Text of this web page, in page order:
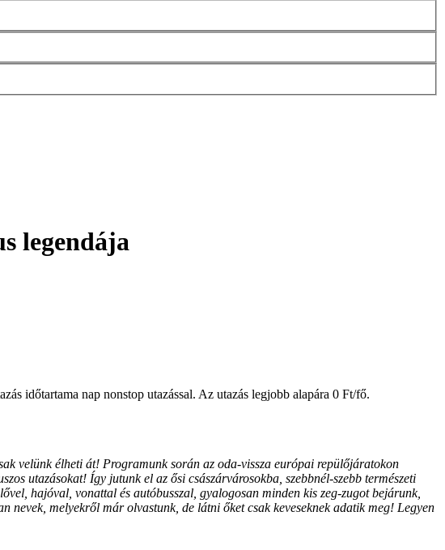
legendája
időtartama nap nonstop utazással. Az utazás legjobb alapára 0 Ft/fő.
velünk élheti át! Programunk során az oda-vissza európai repülőjáratokon
utazásokat! Így jutunk el az ősi császárvárosokba, szebbnél-szebb természeti
hajóval, vonattal és autóbusszal, gyalogosan minden kis zeg-zugot bejárunk,
melyekről már olvastunk, de látni őket csak keveseknek adatik meg! Legyen